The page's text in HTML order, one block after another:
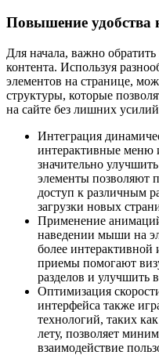
Повышение удобства
Для начала, важно
контента. Используя
элементов на странице,
структуры, которые
на сайте без лишних
Интеграция
интерактивные
значительно
элементы позволяют
доступ к различным
загрузки новых
Применение
наведении мыши на
более
приемы помогают
разделов и улучшить
Оптимизация
интерфейса также
технологий, таких
лету, позволяет
взаимодействие